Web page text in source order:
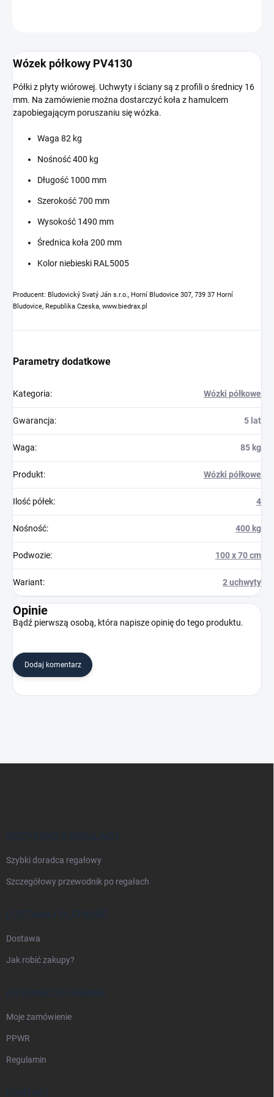
Wózek półkowy PV4130
Półki z płyty wiórowej. Uchwyty i ściany są z profili o średnicy 16
mm. Na zamówienie można dostarczyć koła z hamulcem
zapobiegającym poruszaniu się wózka.
Waga 82 kg
Nośność 400 kg
Długość 1000 mm
Szerokość 700 mm
Wysokość 1490 mm
Średnica koła 200 mm
Kolor niebieski RAL5005
Producent: Bludovický Svatý Ján s.r.o., Horní Bludovice 307, 739 37 Horní
Bludovice, Republika Czeska, www.biedrax.pl
Parametry dodatkowe
Kategoria: Wózki półkowe
Gwarancja: 5 lat
Waga: 85 kg
Produkt: Wózki półkowe
Ilość półek: 4
Nośność: 400 kg
Podwozie: 100 x 70 cm
Wariant: 2 uchwyty
Opinie
Bądź pierwszą osobą, która napisze opinię do tego produktu.
Dodaj komentarz
WSZYSTKO O REGAŁACH
Szybki doradca regałowy
Szczegółowy przewodnik po regałach
DOSTAWA I PŁATNOŚĆ
Dostawa
Jak robić zakupy?
INFORMACJE PRAWNE
Moje zamówienie
PPWR
Regulamin
KONTAKT